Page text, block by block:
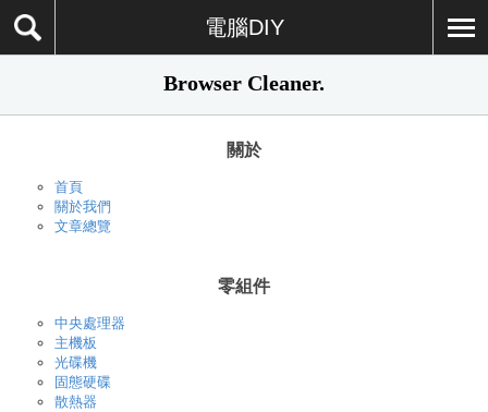
電腦DIY
Browser Cleaner.
關於
首頁
關於我們
文章總覽
零組件
中央處理器
主機板
光碟機
固態硬碟
散熱器